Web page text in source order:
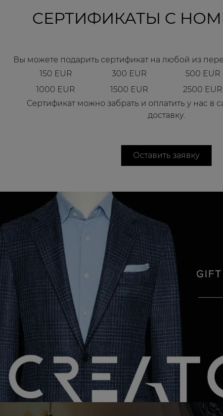
СЕРТИФИКАТЫ С
Вы можете подарить сертификат на любой из
150 EUR
300 EUR 500 EUR
1000 EUR
1500 EUR 2500 EUR
Сертификат можно забрать и оплатить у нас в
доставку.
Оставить заявку